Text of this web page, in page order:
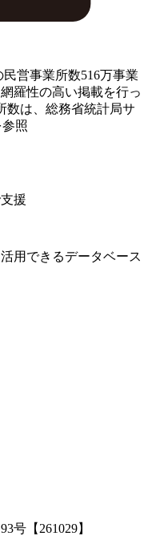
営事業所数516万事業
羅性の高い掲載を行っ
数は、総務省統計局サ
参照
援
用できるデータベース
号【261029】